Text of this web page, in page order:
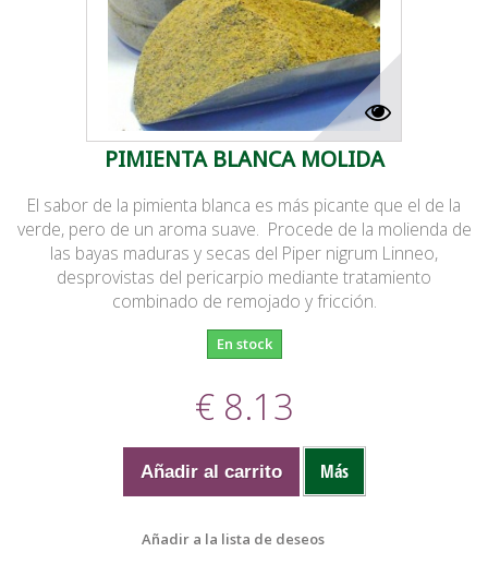
PIMIENTA BLANCA MOLIDA
El sabor de la pimienta blanca es más picante que el de la
verde, pero de un aroma suave. Procede de la molienda de
las bayas maduras y secas del Piper nigrum Linneo,
desprovistas del pericarpio mediante tratamiento
combinado de remojado y fricción.
En stock
€ 8.13
Añadir al carrito Más
Añadir a la lista de deseos